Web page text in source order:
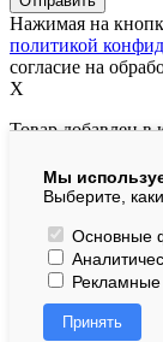
Мы
Выберите,
Основные
Принять
Нажимая на
политикой
согласие на
X
Товар добавлен в
В корзине:шт.
На сумму:руб.
Перейти в корзину